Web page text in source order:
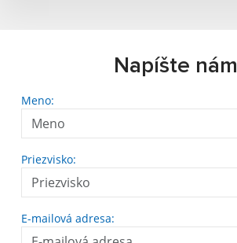
Napíšte nám
Meno:
Priezvisko:
E-mailová adresa: